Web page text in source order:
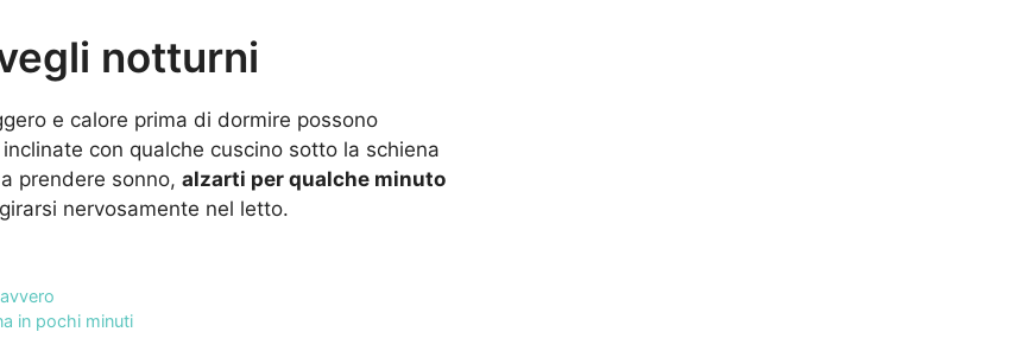
notturni
e calore prima di dormire possono
con qualche cuscino sotto la schiena
prendere sonno, alzarti per qualche minuto
nervosamente nel letto.
in pochi minuti